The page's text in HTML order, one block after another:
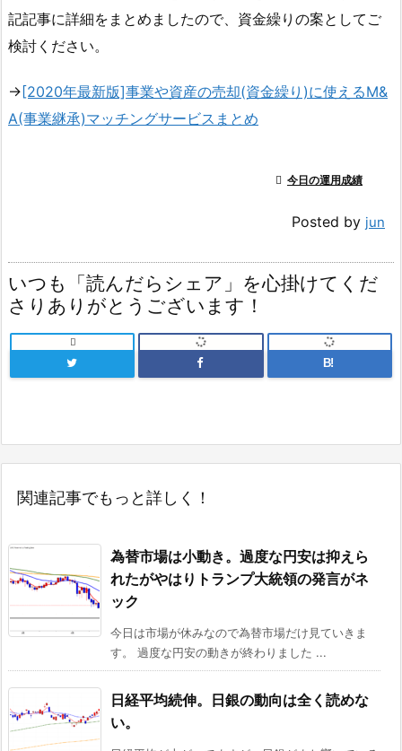
記記事に詳細をまとめましたので、資金繰りの案としてご
検討ください。
→[2020年最新版]事業や資産の売却(資金繰り)に使えるM&
A(事業継承)マッチングサービスまとめ
 今日の運用成績
Posted by jun
いつも「読んだらシェア」を心掛けてくだ
さりありがとうございます！

B!
関連記事でもっと詳しく！
為替市場は小動き。過度な円安は抑えら
れたがやはりトランプ大統領の発言がネ
ック
今日は市場が休みなので為替市場だけ見ていきま
す。 過度な円安の動きが終わりました ...
日経平均続伸。日銀の動向は全く読めな
い。